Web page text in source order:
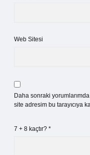
Web Sitesi
Daha sonraki
site adresim bu tarayıcıya
7 + 8 kaçtır? *